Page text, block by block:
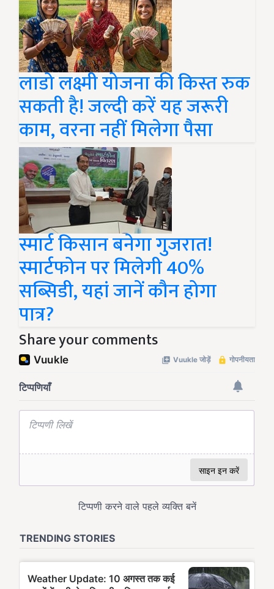
लाडो लक्ष्मी योजना की किस्त रुक
सकती है! जल्दी करें यह जरूरी
काम, वरना नहीं मिलेगा पैसा
स्मार्ट किसान बनेगा गुजरात!
स्मार्टफोन पर मिलेगी 40%
सब्सिडी, यहां जानें कौन होगा
पात्र?
Share your comments